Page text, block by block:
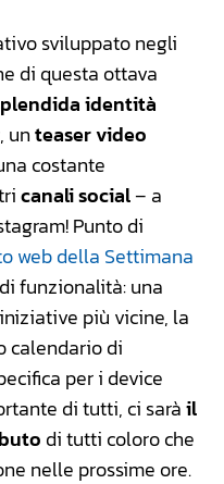
sviluppato negli
di questa ottava
identità
unteaser video
costante
canali social– a
Punto di
web della Settimana
funzionalità: una
più vicine, la
calendario di
per i device
di tutti, ci saràil
di tutti coloro che
nelle prossime ore.